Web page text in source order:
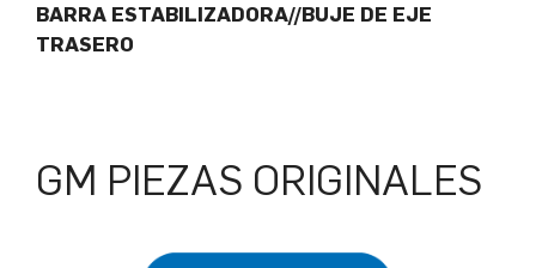
BARRA ESTABILIZADORA//BUJE DE EJE
TRASERO
GM PIEZAS ORIGINALES